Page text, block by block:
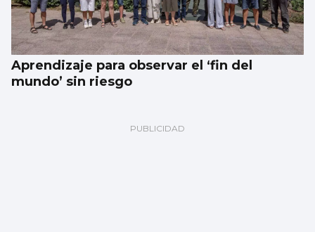
Aprendizaje para observar el ‘fin del
mundo’ sin riesgo